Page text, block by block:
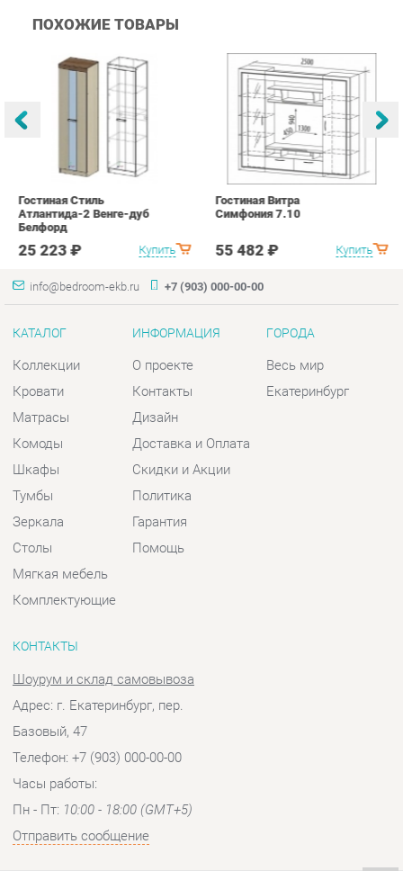
Купить
Атлантида-2 Венге-дуб
Купить
Симфония 7.10
55 482 ₽
info@bedroom-ekb.ru +7 (903) 000-00-00
КАТАЛОГ
Коллекции
Кровати
Матрасы
Комоды
Шкафы
Тумбы
Зеркала
Столы
ИНФОРМАЦИЯ
О проекте
Дизайн
Доставка и Оплата
Скидки и Акции
Политика
Гарантия
Помощь
ГОРОДА
Весь мир
КОНТАКТЫ
Адрес: г. Екатеринбург, пер.
Телефон: +7 (903) 000-00-00
Часы работы:
© 2009-2026 Спальни-Екатеринбург